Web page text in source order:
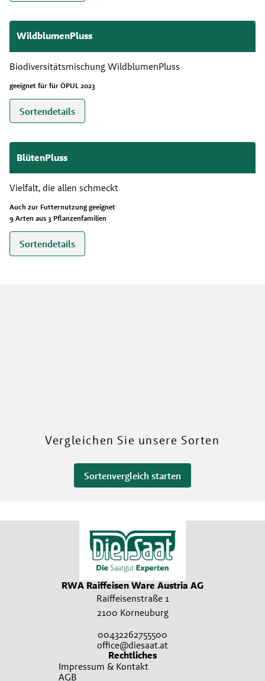
WildblumenPluss
Biodiversitätsmischung WildblumenPluss
geeignet für für ÖPUL 2023
Sortendetails
BlütenPluss
Vielfalt, die allen schmeckt
Auch zur Futternutzung geeignet
9 Arten aus 3 Pflanzenfamilien
Sortendetails
Mehr über unsere Sorten
Vergleichen Sie unsere Sorten
Sortenvergleich starten
RWA Raiffeisen Ware Austria AG
Raiffeisenstraße 1
2100 Korneuburg
00432262755500
office@diesaat.at
Rechtliches
Impressum & Kontakt
AGB